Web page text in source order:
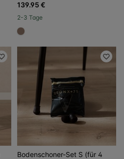
139.95 €
2-3 Tage
#967b6a
Bodenschoner-Set S (für 4